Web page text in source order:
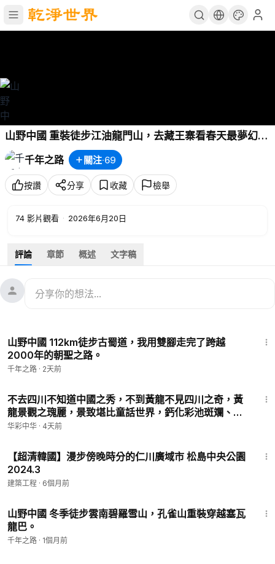
山野中國 重裝徒步江油龍門山，去藏王寨看春天最夢幻的
辛夷花。
千年之路
關注·69
按讚 分享 收藏 檢舉
74 影片觀看 · 2026年6月20日
評論 章節 概述 文字稿
山野中國 112km徒步古蜀道，我用雙腳走完了跨越
2000年的朝聖之路。
千年之路 · 2天前
不去四川不知道中國之秀，不到黃龍不見四川之奇，黃
龍景觀之瑰麗，景致堪比童話世界，鈣化彩池斑斕、瀑
布飛流、青松翠柏、空氣清新，步入這潔淨世外桃源，
华彩中华 · 4天前
【超清韓國】漫步傍晚時分的仁川廣域市 松島中央公園
2024.3
建築工程 · 6個月前
山野中國 冬季徒步雲南碧羅雪山，孔雀山重裝穿越塞瓦
龍巴。
千年之路 · 1個月前